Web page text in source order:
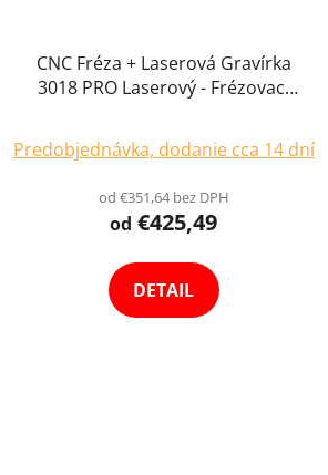
CNC Fréza + Laserová Gravírka
3018 PRO Laserový - Frézovací
hodnotenie
produktu
je
z
Predobjednávka, dodanie cca 14 dní
od €351,64 bez DPH
od €425,49
DETAIL